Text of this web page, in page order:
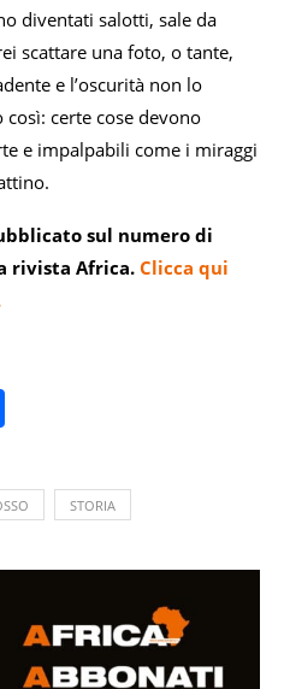
diventati salotti, sale da
scattare una foto, o tante,
e l’oscurità non lo
certe cose devono
e impalpabili come i miraggi
sul numero di
rivista Africa. Clicca qui
STORIA